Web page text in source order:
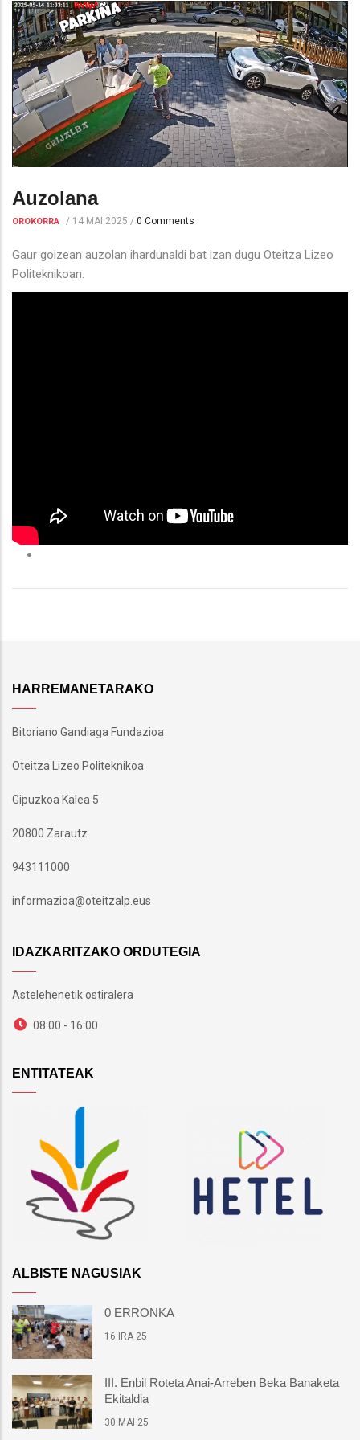
Auzolana
OROKORRA / 14 MAI 2025 / 0 Comments
Gaur goizean auzolan ihardunaldi bat izan dugu Oteitza Lizeo
Politeknikoan.
HARREMANETARAKO
Bitoriano Gandiaga Fundazioa
Oteitza Lizeo Politeknikoa
Gipuzkoa Kalea 5
20800 Zarautz
943111000
informazioa@oteitzalp.eus
IDAZKARITZAKO ORDUTEGIA
Astelehenetik ostiralera
08:00 - 16:00
ENTITATEAK
ALBISTE NAGUSIAK
0 ERRONKA
16 IRA 25
III. Enbil Roteta Anai-Arreben Beka Banaketa
Ekitaldia
30 MAI 25